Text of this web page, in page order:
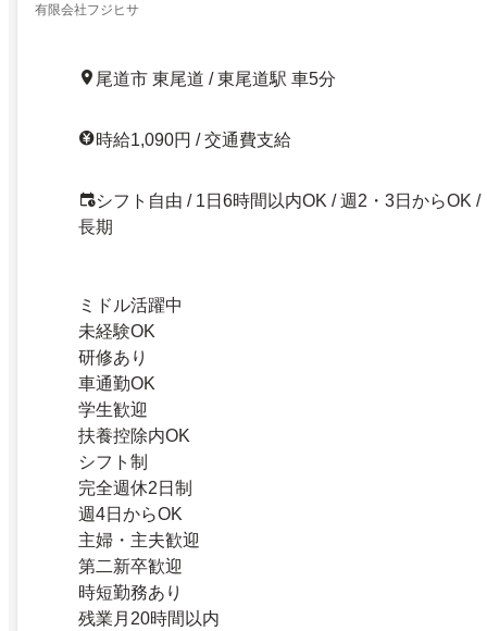
有限会社フジヒサ
尾道市 東尾道 / 東尾道駅 車5分
時給1,090円 / 交通費支給
シフト自由 / 1日6時間以内OK / 週2・3日からOK /
長期
ミドル活躍中
未経験OK
研修あり
車通勤OK
学生歓迎
扶養控除内OK
シフト制
完全週休2日制
週4日からOK
主婦・主夫歓迎
第二新卒歓迎
時短勤務あり
残業月20時間以内